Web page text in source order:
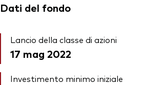
Dati del fondo
Lancio della classe di azioni
17 mag 2022
Investimento minimo iniziale